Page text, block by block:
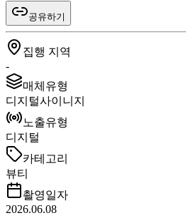
공유하기
집행 지역
-
매체유형
디지털사이니지
노출유형
디지털
카테고리
뷰티
촬영일자
2026.06.08